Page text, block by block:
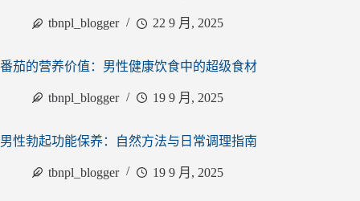
tbnpl_blogger 22 9 月, 2025
番茄的营养价值：男性健康饮食中的超级食材
tbnpl_blogger 19 9 月, 2025
男性勃起功能保养：自然方法与日常调理指南
tbnpl_blogger 19 9 月, 2025